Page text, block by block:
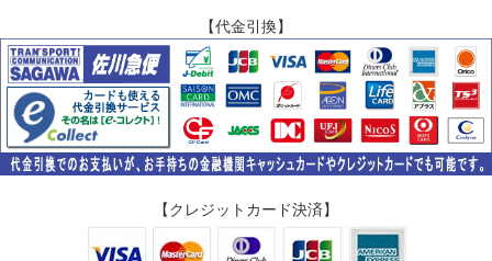
【代金引換】
【クレジットカード決済】